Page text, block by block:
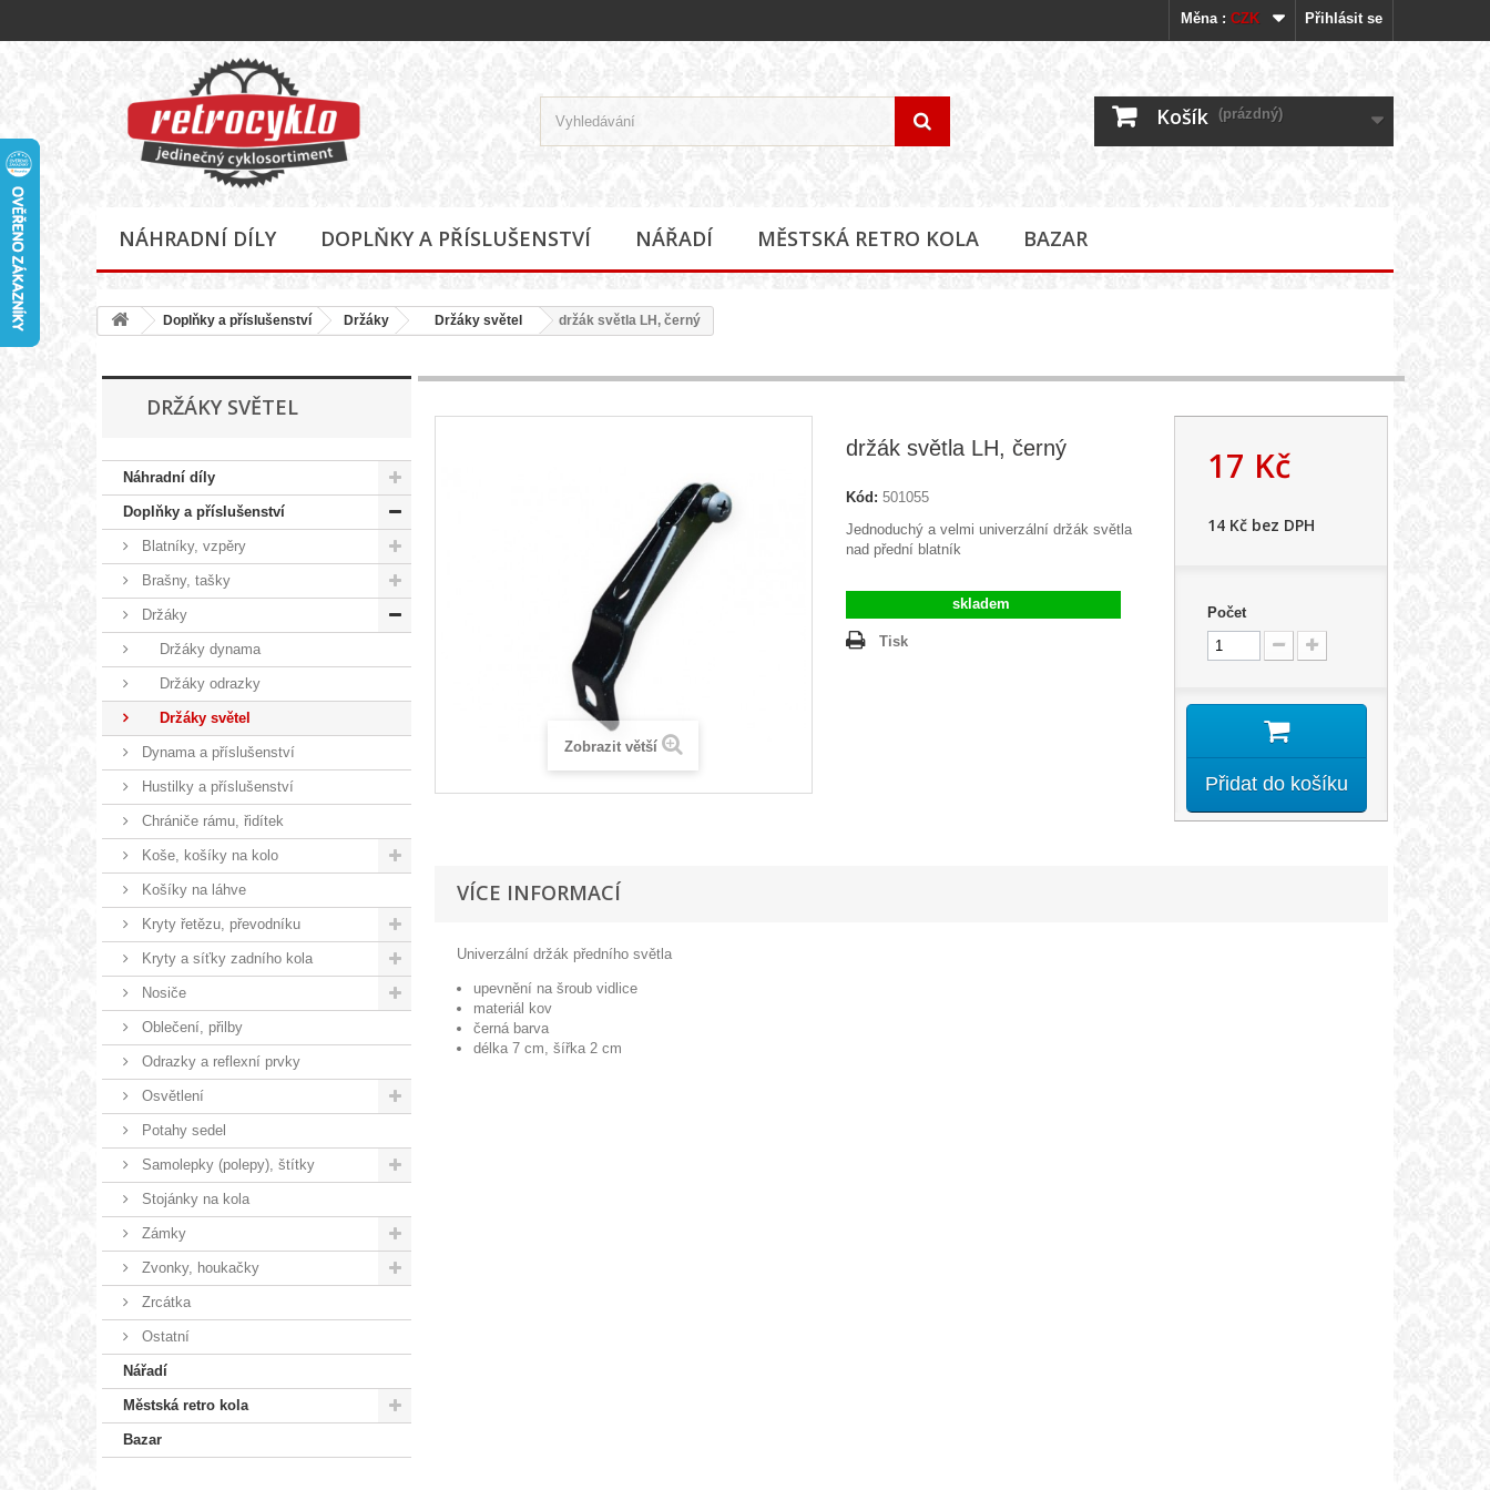
Přihlásit se
Měna : CZK
Košík (prázdný)
NÁHRADNÍ DÍLY DOPLŇKY A PŘÍSLUŠENSTVÍ NÁŘADÍ MĚSTSKÁ RETRO KOLA BAZAR
Doplňky a příslušenství Držáky Držáky světel držák světla LH, černý
DRŽÁKY SVĚTEL
Náhradní díly
Doplňky a příslušenství
Blatníky, vzpěry
Brašny, tašky
Držáky
Držáky dynama
Držáky odrazky
Držáky světel
Dynama a příslušenství
Hustilky a příslušenství
Chrániče rámu, řidítek
Koše, košíky na kolo
Košíky na láhve
Kryty řetězu, převodníku
Kryty a síťky zadního kola
Nosiče
Oblečení, přilby
Odrazky a reflexní prvky
Osvětlení
Potahy sedel
Samolepky (polepy), štítky
Stojánky na kola
Zámky
Zvonky, houkačky
Zrcátka
Ostatní
Nářadí
Městská retro kola
Bazar
Zobrazit větší
držák světla LH, černý
Kód: 501055
Jednoduchý a velmi univerzální držák světla
nad přední blatník
skladem
Tisk
17 Kč
14 Kč bez DPH
Počet
Přidat do košíku
VÍCE INFORMACÍ
Univerzální držák předního světla
upevnění na šroub vidlice
materiál kov
černá barva
délka 7 cm, šířka 2 cm